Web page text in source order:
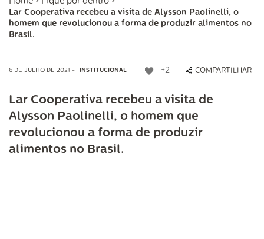
Lar Cooperativa recebeu a visita de Alysson Paolinelli, o
homem que revolucionou a forma de produzir alimentos no
Brasil.
6 DE JULHO DE 2021 - INSTITUCIONAL +2 COMPARTILHAR
Lar Cooperativa recebeu a visita de
Alysson Paolinelli, o homem que
revolucionou a forma de produzir
alimentos no Brasil.